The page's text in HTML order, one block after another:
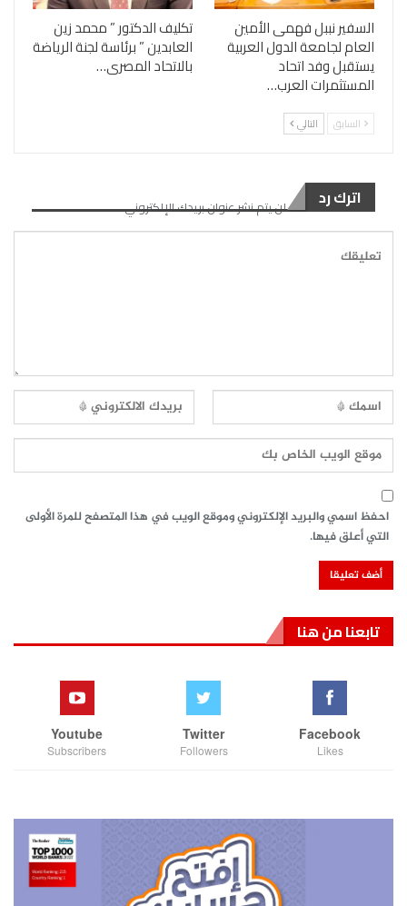
السفير نببل فهمى الأمين
العام لجامعة الدول العربية
يستقبل وفد اتحاد
المستثمرات العرب…
تكليف الدكتور ” محمد زين
العابدين ” برئاسة لجنة الرياضة
بالاتحاد المصرى…
السابق التالي
اترك رد لن يتم نشر عنوان بريدك الإلكتروني.
احفظ اسمي والبريد الإلكتروني وموقع الويب في هذا المتصفح للمرة الأولى
التي أعلق فيها.
تابعنا من هنا
Facebook
Likes
Twitter
Followers
Youtube
Subscribers